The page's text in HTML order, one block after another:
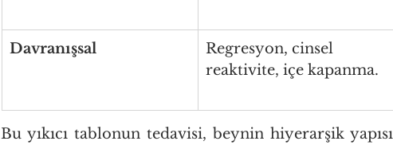
Davranışsal
Regresyon, cinsel
reaktivite, içe kapanma.
Bu yıkıcı tablonun tedavisi, beynin hiyerarşik